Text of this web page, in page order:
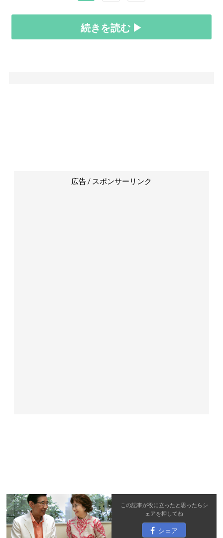
続きを読む ▶
広告 / スポンサーリンク
この記事が役に立ったと思ったらシ
ェアを押してね
シェア